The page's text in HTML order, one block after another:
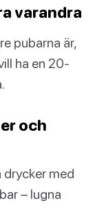
varandra
pubarna är,
ha en 20-
och
drycker med
– lugna